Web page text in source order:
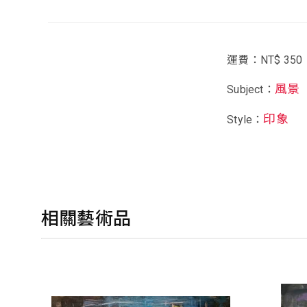
運費：NT$ 350
Subject： 風景
Style：印象
相關藝術品